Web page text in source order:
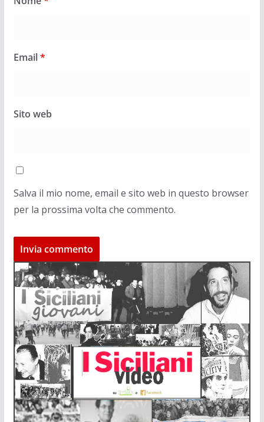
Email*
Sito web
Salva il mio nome, email e sito web in questo browser
per la prossima volta che commento.